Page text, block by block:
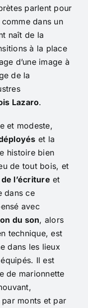
parlent pour
dans un
naît de la
à la place
d’une image à
de la
Lazaro.
et modeste,
et la
histoire bien
de tout bois, et
l’écriture et
dans ce
avec
du son, alors
technique, est
dans les lieux
Il est
de marionnette
monts et par